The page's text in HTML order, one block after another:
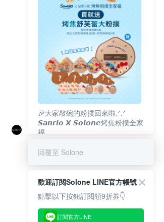
🎉大家敲碗的粉撲回來啦.ᐟ‪‪.ᐟ
𝙎𝙖𝙣𝙧𝙞𝙤 𝙓 𝙎𝙤𝙡𝙤𝙣𝙚烤焦粉撲全家
福
回覆至 Solone
歡迎訂閱Solone LINE官方帳號
點擊以下按鈕訂閱領9折券👇
訂閱官方LINE